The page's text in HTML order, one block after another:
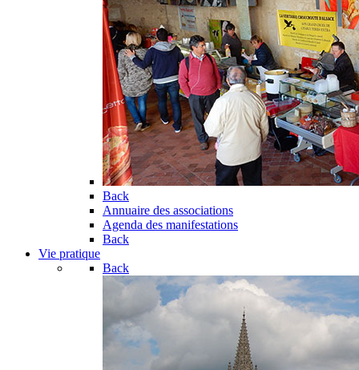
Back
Annuaire des associations
Agenda des manifestations
Back
Vie pratique
Back